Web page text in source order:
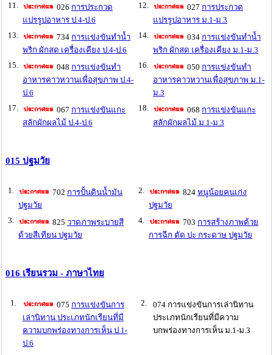
11.
026 การประกวด
แปรรูปอาหาร ป.4-ป.6
12. 027 การประกวด
แปรรูปอาหาร ม.1-ม.3
13.
734 การแข่งขันทำน้ำ
พริก ผักสด เครื่องเคียง ป.4-ป.6
14. 034 การแข่งขันทำน้ำ
พริก ผักสด เครื่องเคียง ม.1-ม.3
15.
048 การแข่งขันทำ
อาหารคาวหวานเพื่อสุขภาพ ป.4-
ป.6
16. 050 การแข่งขันทำ
อาหารคาวหวานเพื่อสุขภาพ ม.1-
ม.3
17.
067 การแข่งขันแกะ
สลักผักผลไม้ ป.4-ป.6
18. 068 การแข่งขันแกะ
สลักผักผลไม้ ม.1-ม.3
015 ปฐมวัย
1. 702 การปั้นดินน้ำมัน
ปฐมวัย
2. 824 หนูน้อยคนเก่ง
ปฐมวัย
3.
825 วาดภาพระบายสี
ด้วยสีเทียน ปฐมวัย
4. 703 การสร้างภาพด้วย
การฉีก ตัด ปะ กระดาษ ปฐมวัย
016 เรียนรวม - ภาษาไทย
1. 075 การแข่งขันการ
เล่านิทาน ประเภทนักเรียนที่มี
ความบกพร่องทางการเห็น ป.1-
ป.6
2.
074 การแข่งขันการเล่านิทาน
ประเภทนักเรียนที่มีความ
บกพร่องทางการเห็น ม.1-ม.3